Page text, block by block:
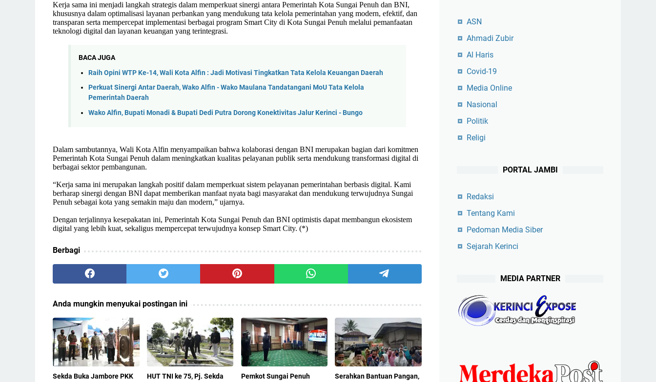
Kerja sama ini menjadi langkah strategis dalam memperkuat sinergi antara Pemerintah Kota Sungai Penuh dan BNI,
khususnya dalam optimalisasi layanan perbankan yang mendukung tata kelola pemerintahan yang modern, efektif, dan
transparan serta mempercepat implementasi berbagai program Smart City di Kota Sungai Penuh melalui pemanfaatan
teknologi digital dan layanan keuangan yang terintegrasi.
BACA JUGA
Raih Opini WTP Ke-14, Wali Kota Alfin : Jadi Motivasi Tingkatkan Tata Kelola Keuangan Daerah
Perkuat Sinergi Antar Daerah, Wako Alfin - Wako Maulana Tandatangani MoU Tata Kelola
Pemerintah Daerah
Wako Alfin, Bupati Monadi & Bupati Dedi Putra Dorong Konektivitas Jalur Kerinci - Bungo
Dalam sambutannya, Wali Kota Alfin menyampaikan bahwa kolaborasi dengan BNI merupakan bagian dari komitmen
Pemerintah Kota Sungai Penuh dalam meningkatkan kualitas pelayanan publik serta mendukung transformasi digital di
berbagai sektor pembangunan.
“Kerja sama ini merupakan langkah positif dalam memperkuat sistem pelayanan pemerintahan berbasis digital. Kami
berharap sinergi dengan BNI dapat memberikan manfaat nyata bagi masyarakat dan mendukung terwujudnya Sungai
Penuh sebagai kota yang semakin maju dan modern,” ujarnya.
Dengan terjalinnya kesepakatan ini, Pemerintah Kota Sungai Penuh dan BNI optimistis dapat membangun ekosistem
digital yang lebih kuat, sekaligus mempercepat terwujudnya konsep Smart City. (*)
Berbagi
Anda mungkin menyukai postingan ini
Sekda Buka Jambore PKK HUT TNI ke 75, Pj. Sekda Pemkot Sungai Penuh Serahkan Bantuan Pangan,
ASN
Ahmadi Zubir
Al Haris
Covid-19
Media Online
Nasional
Politik
Religi
PORTAL JAMBI
Redaksi
Tentang Kami
Pedoman Media Siber
Sejarah Kerinci
MEDIA PARTNER